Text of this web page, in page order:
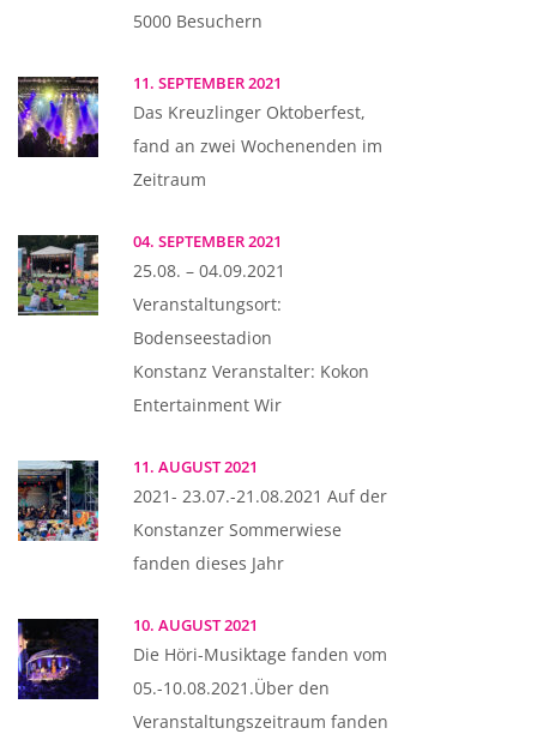
5000 Besuchern
11. SEPTEMBER 2021
Das Kreuzlinger Oktoberfest,
fand an zwei Wochenenden im
Zeitraum
04. SEPTEMBER 2021
25.08. – 04.09.2021
Veranstaltungsort:
Bodenseestadion
Konstanz Veranstalter: Kokon
Entertainment Wir
11. AUGUST 2021
2021- 23.07.-21.08.2021 Auf der
Konstanzer Sommerwiese
fanden dieses Jahr
10. AUGUST 2021
Die Höri-Musiktage fanden vom
05.-10.08.2021.Über den
Veranstaltungszeitraum fanden